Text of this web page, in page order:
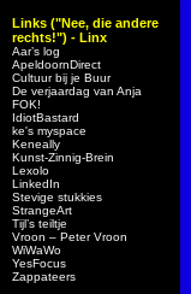
Links ("Nee, die andere
rechts!") - Linx
Aar’s log
ApeldoornDirect
Cultuur bij je Buur
De verjaardag van Anja
FOK!
IdiotBastard
ke's myspace
Keneally
Kunst-Zinnig-Brein
Lexolo
LinkedIn
Stevige stukkies
StrangeArt
Tijl’s teiltje
Vroon – Peter Vroon
WiWaWo
YesFocus
Zappateers